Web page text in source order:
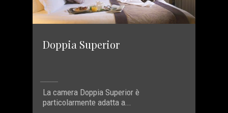
Doppia Superior
La camera Doppia Superior è
particolarmente adatta a...